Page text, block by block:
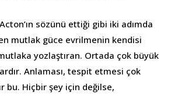
sözünü ettiği gibi iki adımda
mutlak güce evrilmenin kendisi
yozlaştıran. Ortada çok büyük
Anlaması, tespit etmesi çok
bu. Hiçbir şey için değilse,